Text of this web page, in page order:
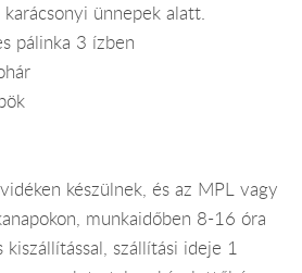
ünnepek alatt.
pálinka 3 ízben
készülnek, és az MPL vagy
munkaidőben 8-16 óra
szállítási ideje 1